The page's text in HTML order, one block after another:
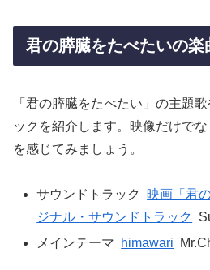
君の膵臓をたべたいの楽
「君の膵臓をたべたい」の主題
ックを紹介します。映像だけで
を感じてみましょう。
サウンドトラック
映画「君
ジナル・サウンドトラック
メインテーマ
himawari